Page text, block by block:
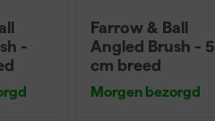
-
Farrow & Ball
Angled Brush - 5
cm breed
Morgen bezorgd